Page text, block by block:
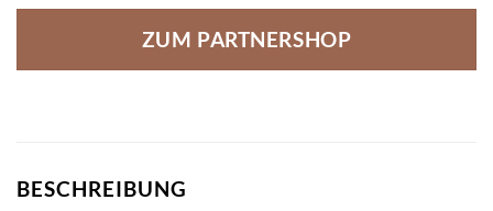
ZUM PARTNERSHOP
BESCHREIBUNG